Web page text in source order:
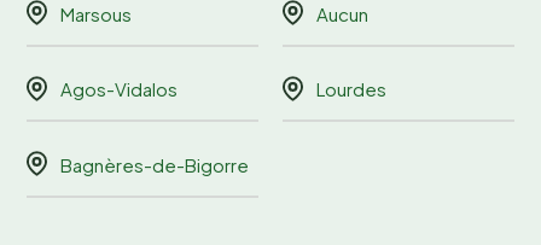
Marsous Aucun
Agos-Vidalos Lourdes
Bagnères-de-Bigorre